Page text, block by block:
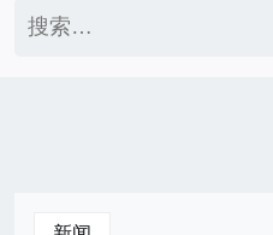
索：